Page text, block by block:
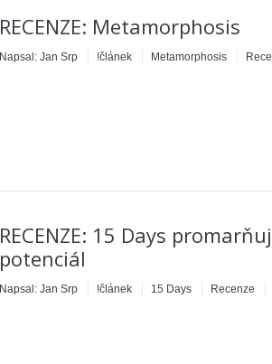
RECENZE: Metamorphosis
Napsal: Jan Srp !článek Metamorphosis
RECENZE: 15 Days
potenciál
Napsal: Jan Srp !článek 15 Days Recenze